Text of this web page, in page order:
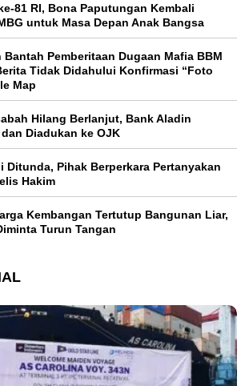
81 RI, Bona Paputungan Kembali
untuk Masa Depan Anak Bangsa
Bantah Pemberitaan Dugaan Mafia BBM
Tidak Didahului Konfirmasi “Foto
Map
Hilang Berlanjut, Bank Aladin
Diadukan ke OJK
Ditunda, Pihak Berperkara Pertanyakan
Hakim
Kembangan Tertutup Bangunan Liar,
Turun Tangan